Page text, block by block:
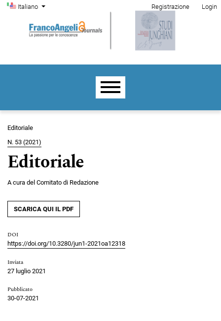
Salta al menu principale di navigazione
Salta al contenuto principale
Salta al piè di pagina del sito
Cambia la lingua. La lingua corrente è:
Italiano
Menu di amministrazione
Registrazione Login
Menu principale
Editoriale
N. 53 (2021)
Editoriale
A cura del Comitato di Redazione
SCARICA QUI IL PDF
DOI
https://doi.org/10.3280/jun1-2021oa12318
Inviata
27 luglio 2021
Pubblicato
30-07-2021